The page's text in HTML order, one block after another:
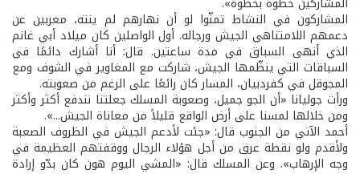
المشاركون في النشاط تمنّوا لو أن نهارهم لم ينته، معربين عن
دعمهم اللامتناهي الجيش ورجاله. أول الواصلين كان ميلاد أبي غانم
الذي أنهى السباق في مدة ساعتين. قال: أنا أشارك دائمًا في
السباقات التي ينظّمها الجيش، شاركت مع المغاوير في الشوف ومع
المجوقل في كفردبيان، المسار كان رائعًا على الرغم من صعوبته.
ورأت جوليانا «أن الجو جميل، وصعوبة المسلك جعلتنا نندفع أكثر وأكثر
ومن خلالها لمسنا على أرض الواقع قليلاً من معاناة الجيش...».
أحمد الآتي من الجنوب قال: «جئت لأدعم الجيش في الظروف الصعبة
ولأقدم ولو نقطة عرق من أجل هؤلاء الرجال ووقفتهم العظيمة في
وجه الإرهاب». وعن المسلك قال: «المشي اليوم هون كان بدّو إرادة